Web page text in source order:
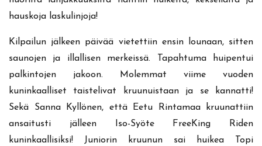
hauskoja laskulinjoja!
Kilpailun jälkeen päivää vietettiin ensin lounaan, sitten
saunojen ja illallisen merkeissä. Tapahtuma huipentui
palkintojen jakoon. Molemmat viime vuoden
kuninkaalliset taistelivat kruunuistaan ja se kannatti!
Sekä Sanna Kyllönen, että Eetu Rintamaa kruunattiin
ansaitusti jälleen Iso-Syöte FreeKing Riden
kuninkaallisiksi! Juniorin kruunun sai huikea Topi